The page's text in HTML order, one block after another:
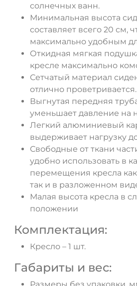
солнечных ванн.
Минимальная высота
составляет всего 20 см,
максимально удобным
Откидная мягкая
кресле максимально
Сетчатый материал
отлично проветривается.
Выгнутая передняя
уменьшает давление на
Легкий алюминиевый
выдерживает нагрузку
Свободные от ткани
удобно использовать в
перемещения кресла
так и в разложенном
Малая высота кресла в
положении
Комплектация:
Кресло – 1 шт.
Габариты и вес: